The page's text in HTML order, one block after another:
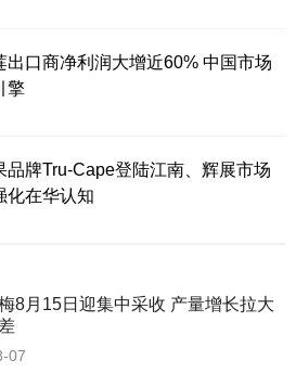
出口商净利润大增近60% 中国市场
擎
品牌Tru-Cape登陆江南、辉展市场
化在华认知
15日迎集中采收 产量增长拉大
07